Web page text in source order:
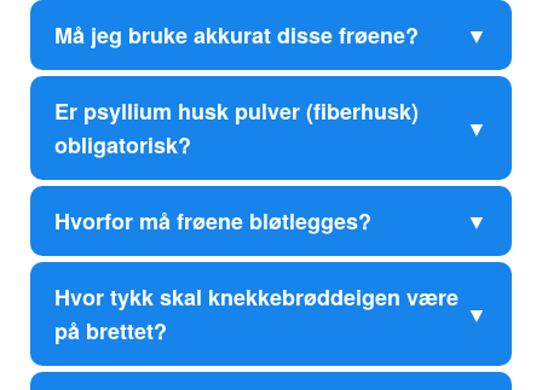
Må jeg bruke akkurat disse frøene?
Er psyllium husk pulver (fiberhusk)
obligatorisk?
Hvorfor må frøene bløtlegges?
Hvor tykk skal knekkebrøddeigen være
på brettet?